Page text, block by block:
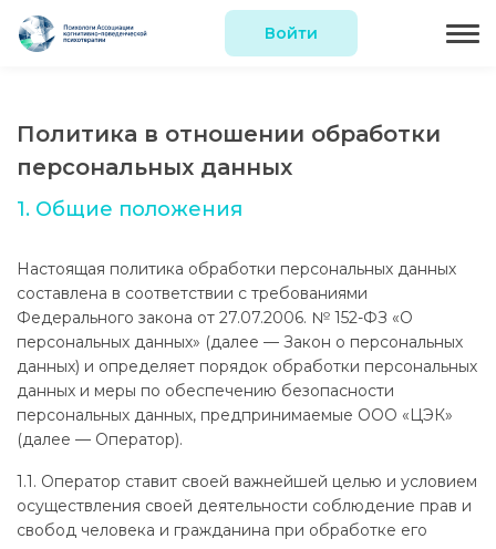
Войти
Политика в отношении обработки
персональных данных
1. Общие положения
Настоящая политика обработки персональных данных
составлена в соответствии с требованиями
Федерального закона от 27.07.2006. № 152-ФЗ «О
персональных данных» (далее — Закон о персональных
данных) и определяет порядок обработки персональных
данных и меры по обеспечению безопасности
персональных данных, предпринимаемые ООО «ЦЭК»
(далее — Оператор).
1.1. Оператор ставит своей важнейшей целью и условием
осуществления своей деятельности соблюдение прав и
свобод человека и гражданина при обработке его